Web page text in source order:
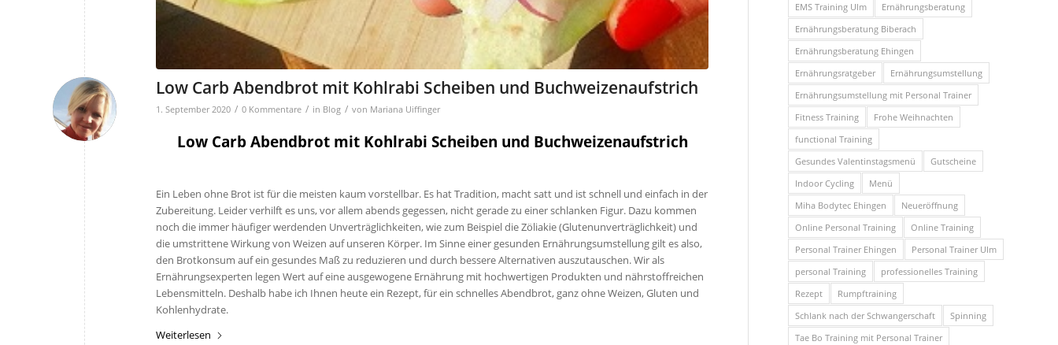
Low Carb Abendbrot mit Kohlrabi Scheiben und Buchweizenaufstrich
1. September 2020 / 0 Kommentare / in Blog / von Mariana Uiffinger
Low Carb Abendbrot mit Kohlrabi Scheiben und Buchweizenaufstrich
Ein Leben ohne Brot ist für die meisten kaum vorstellbar. Es hat Tradition, macht satt und ist schnell und einfach in der
Zubereitung. Leider verhilft es uns, vor allem abends gegessen, nicht gerade zu einer schlanken Figur. Dazu kommen
noch die immer häufiger werdenden Unverträglichkeiten, wie zum Beispiel die Zöliakie (Glutenunverträglichkeit) und
die umstrittene Wirkung von Weizen auf unseren Körper. Im Sinne einer gesunden Ernährungsumstellung gilt es also,
den Brotkonsum auf ein gesundes Maß zu reduzieren und durch bessere Alternativen auszutauschen. Wir als
Ernährungsexperten legen Wert auf eine ausgewogene Ernährung mit hochwertigen Produkten und nährstoffreichen
Lebensmitteln. Deshalb habe ich Ihnen heute ein Rezept, für ein schnelles Abendbrot, ganz ohne Weizen, Gluten und
Kohlenhydrate.
Weiterlesen
EMS Training Ulm
Ernährungsberatung
Ernährungsberatung Biberach
Ernährungsberatung Ehingen
Ernährungsratgeber
Ernährungsumstellung
Ernährungsumstellung mit Personal Trainer
Fitness Training
Frohe Weihnachten
functional Training
Gesundes Valentinstagsmenü
Gutscheine
Indoor Cycling
Menü
Miha Bodytec Ehingen
Neueröffnung
Online Personal Training
Online Training
Personal Trainer Ehingen
Personal Trainer Ulm
personal Training
professionelles Training
Rezept
Rumpftraining
Schlank nach der Schwangerschaft
Spinning
Tae Bo Training mit Personal Trainer